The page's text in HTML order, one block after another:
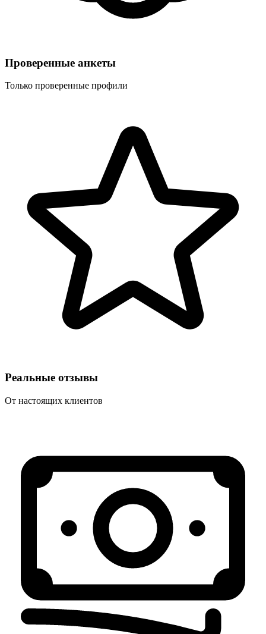
Проверенные анкеты
Только проверенные профили
Реальные отзывы
От настоящих клиентов